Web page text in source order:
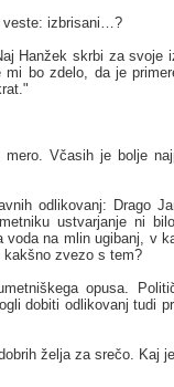
veste: izbrisani…?
Hanžek skrbi za svoje
bo zdelo, da je
Včasih je bolje
odlikovanj: Drago
ustvarjanje ni
na mlin ugibanj, v
kakšno zvezo s tem?
opusa.
dobiti odlikovanj tudi
želja za srečo. Kaj